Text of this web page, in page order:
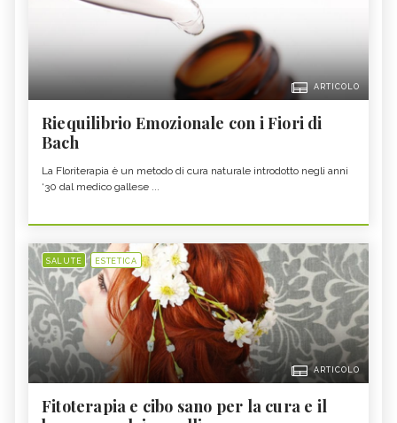
ARTICOLO
Riequilibrio Emozionale con i Fiori di
Bach
La Floriterapia è un metodo di cura naturale introdotto negli anni
‘30 dal medico gallese ...
SALUTE ESTETICA
ARTICOLO
Fitoterapia e cibo sano per la cura e il